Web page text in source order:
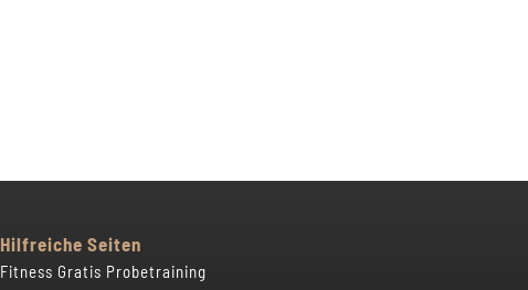
Hilfreiche Seiten
Fitness Gratis Probetraining